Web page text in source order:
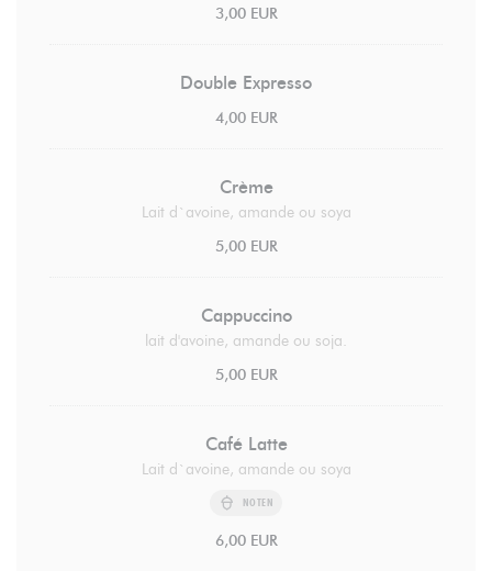
3,00 EUR
Double Expresso
4,00 EUR
Crème
Lait d`avoine, amande ou soya
5,00 EUR
Cappuccino
lait d'avoine, amande ou soja.
5,00 EUR
Café Latte
Lait d`avoine, amande ou soya
NOTEN
6,00 EUR